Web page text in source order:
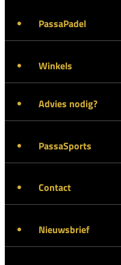
PassaPadel
Winkels
Advies nodig?
PassaSports
Contact
Nieuwsbrief